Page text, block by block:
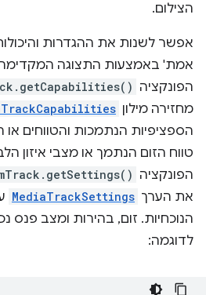
הצילום.
אפשר לשנות את ההגדרות
אמת' באמצעות התצוגה
הפונקציה
מחזירה מילון
הספציפיות הנתמכות והטווחים
טווח הזום הנתמך או מצבי איזון
הפונקציה
את הערך MediaTrackSettings
הנוכחיות. זום, בהירות ומצב פנס
לדוגמה: